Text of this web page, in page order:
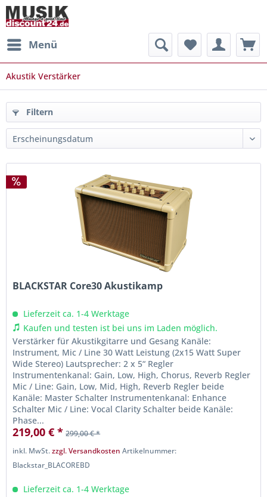
Menü
Akustik Verstärker
Filtern
BLACKSTAR Core30 Akustikamp
Lieferzeit ca. 1-4 Werktage
Kaufen und testen ist bei uns im Laden möglich.
Verstärker für Akustikgitarre und Gesang Kanäle:
Instrument, Mic / Line 30 Watt Leistung (2x15 Watt Super
Wide Stereo) Lautsprecher: 2 x 5“ Regler
Instrumentenkanal: Gain, Low, High, Chorus, Reverb Regler
Mic / Line: Gain, Low, Mid, High, Reverb Regler beide
Kanäle: Master Schalter Instrumentenkanal: Enhance
Schalter Mic / Line: Vocal Clarity Schalter beide Kanäle:
Phase...
219,00 € * 299,00 € *
inkl. MwSt.zzgl. Versandkosten Artikelnummer:
Blackstar_BLACOREBD
Lieferzeit ca. 1-4 Werktage